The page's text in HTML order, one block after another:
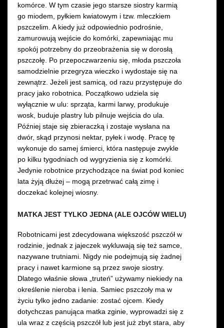
komórce. W tym czasie jego starsze siostry karmią
go miodem, pyłkiem kwiatowym i tzw. mleczkiem
pszczelim. A kiedy już odpowiednio podrośnie,
zamurowują wejście do komórki, zapewniając mu
spokój potrzebny do przeobrażenia się w dorosłą
pszczołę. Po przepoczwarzeniu się, młoda pszczoła
samodzielnie przegryza wieczko i wydostaje się na
zewnątrz. Jeżeli jest samicą, od razu przystępuje do
pracy jako robotnica. Początkowo udziela się
wyłącznie w ulu: sprząta, karmi larwy, produkuje
wosk, buduje plastry lub pilnuje wejścia do ula.
Później staje się zbieraczką i zostaje wysłana na
dwór, skąd przynosi nektar, pyłek i wodę. Pracę tę
wykonuje do samej śmierci, która następuje zwykle
po kilku tygodniach od wygryzienia się z komórki.
Jedynie robotnice przychodzące na świat pod koniec
lata żyją dłużej – mogą przetrwać całą zimę i
doczekać kolejnej wiosny.
MATKA JEST TYLKO JEDNA (ALE OJCÓW WIELU)
Robotnicami jest zdecydowana większość pszczół w
rodzinie, jednak z jajeczek wykluwają się też samce,
nazywane trutniami. Nigdy nie podejmują się żadnej
pracy i nawet karmione są przez swoje siostry.
Dlatego właśnie słowa „truteń” używamy niekiedy na
określenie nieroba i lenia. Samiec pszczoły ma w
życiu tylko jedno zadanie: zostać ojcem. Kiedy
dotychczas panująca matka zginie, wyprowadzi się z
ula wraz z częścią pszczół lub jest już zbyt stara, aby